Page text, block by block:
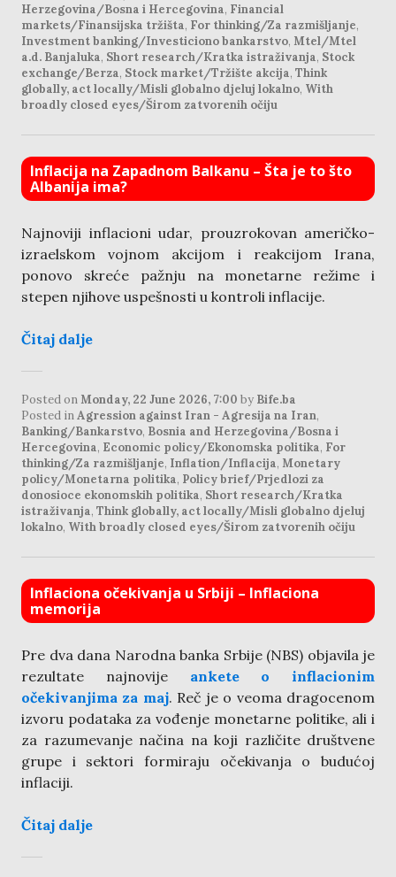
Herzegovina/Bosna i Hercegovina, Financial
markets/Finansijska tržišta, For thinking/Za razmišljanje,
Investment banking/Investiciono bankarstvo, Mtel/Mtel
a.d. Banjaluka, Short research/Kratka istraživanja, Stock
exchange/Berza, Stock market/Tržište akcija, Think
globally, act locally/Misli globalno djeluj lokalno, With
broadly closed eyes/Širom zatvorenih očiju
Inflacija na Zapadnom Balkanu – Šta je to što
Albanija ima?
Najnoviji inflacioni udar, prouzrokovan američko-
izraelskom vojnom akcijom i reakcijom Irana,
ponovo skreće pažnju na monetarne režime i
stepen njihove uspešnosti u kontroli inflacije.
Čitaj dalje
Posted on Monday, 22 June 2026, 7:00 by Bife.ba
Posted inAgression against Iran - Agresija na Iran,
Banking/Bankarstvo, Bosnia and Herzegovina/Bosna i
Hercegovina, Economic policy/Ekonomska politika, For
thinking/Za razmišljanje, Inflation/Inflacija, Monetary
policy/Monetarna politika, Policy brief/Prjedlozi za
donosioce ekonomskih politika, Short research/Kratka
istraživanja, Think globally, act locally/Misli globalno djeluj
lokalno, With broadly closed eyes/Širom zatvorenih očiju
Inflaciona očekivanja u Srbiji – Inflaciona
memorija
Pre dva dana Narodna banka Srbije (NBS) objavila je
rezultate najnovije ankete o inflacionim
očekivanjima za maj. Reč je o veoma dragocenom
izvoru podataka za vođenje monetarne politike, ali i
za razumevanje načina na koji različite društvene
grupe i sektori formiraju očekivanja o budućoj
inflaciji.
Čitaj dalje